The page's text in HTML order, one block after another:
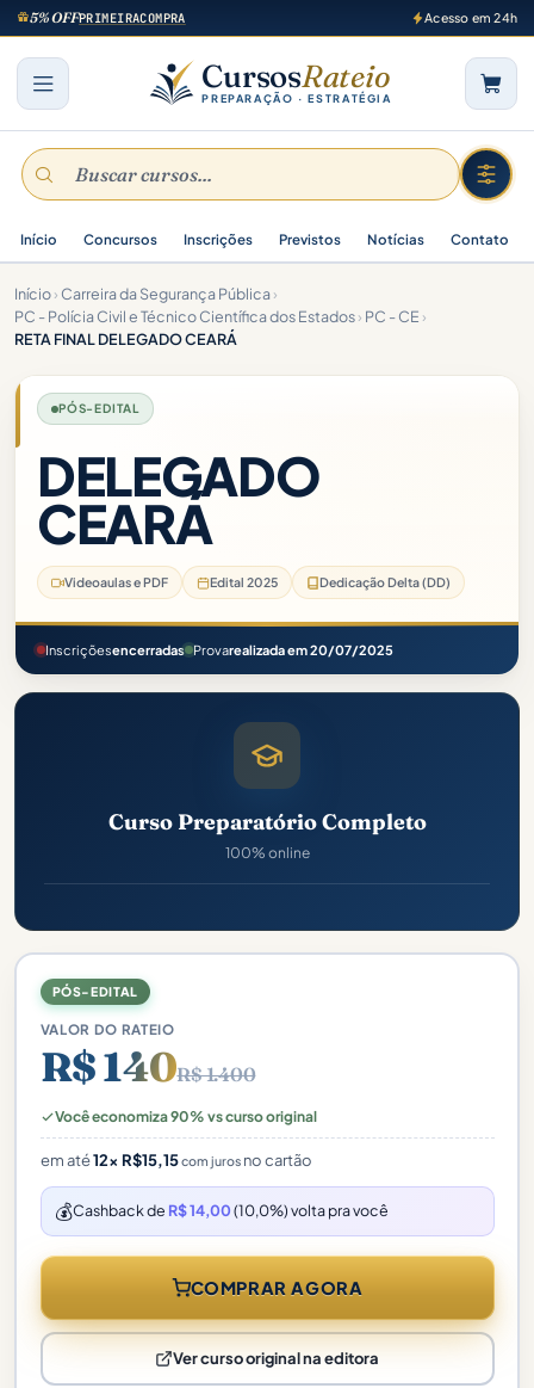
5% OFFPRIMEIRACOMPRA Acesso em 24h
CursosRateio
PREPARAÇÃO · ESTRATÉGIA
Início Concursos Inscrições Previstos Notícias Contato
Início› Carreira da Segurança Pública›
PC - Polícia Civil e Técnico Científica dos Estados› PC - CE ›
RETA FINAL DELEGADO CEARÁ
PÓS-EDITAL
DELEGADO
CEARÁ
Videoaulas e PDF Edital 2025 Dedicação Delta (DD)
Inscriçõesencerradas Provarealizada em 20/07/2025
Curso Preparatório Completo
100% online
PÓS-EDITAL
VALOR DO RATEIO
R$ 140R$ 1.400
Você economiza 90% vs curso original
em até12× R$15,15com jurosno cartão
💰Cashback de R$ 14,00(10,0%) volta pra você
COMPRAR AGORA
Ver curso original na editora